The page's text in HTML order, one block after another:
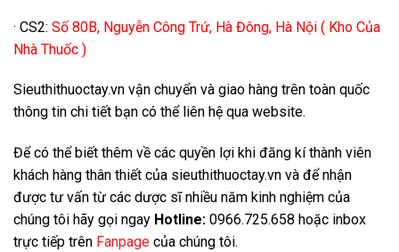
· CS2: Số 80B, Nguyễn Công Trứ, Hà Đông, Hà Nội ( Kho Của
Nhà Thuốc )
Sieuthithuoctay.vn vận chuyển và giao hàng trên toàn quốc
thông tin chi tiết bạn có thể liên hệ qua website.
Để có thể biết thêm về các quyền lợi khi đăng kí thành viên
khách hàng thân thiết của sieuthithuoctay.vn và để nhận
được tư vấn từ các dược sĩ nhiều năm kinh nghiệm của
chúng tôi hãy gọi ngay Hotline: 0966.725.658 hoặc inbox
trực tiếp trên Fanpage của chúng tôi.